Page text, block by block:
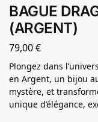
BAGUE
(ARGENT)
79,00€
Plongez dans
en Argent, un bijou
mystère, et
unique d’élégance,